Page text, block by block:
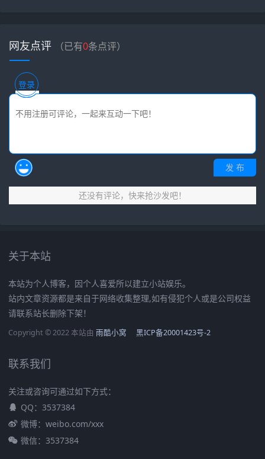
网友点评 （已有0条点评）
登录
发 布
还没有评论，快来抢沙发吧！
关于本站
本站为个人博客，因个人喜爱所以建立小站娱乐。
站内文章资源都是来自于网络收集整理,如有侵犯个人或是公司权益
请联系站长删除下架！
Copyright © 2022 本站由 雨酷小窝 黑ICP备20001423号-2
联系我们
关注或咨询可通过如下方式：
QQ：3537384
微博：weibo.com/xxx
微信：3537384